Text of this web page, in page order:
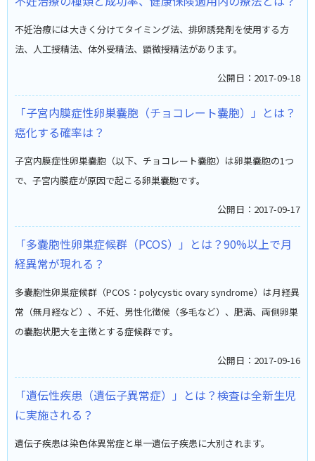
不妊治療には大きく分けてタイミング法、排卵誘発剤を使用する方
法、人工授精法、体外受精法、顕微授精法があります。
公開日：2017-09-18
「子宮内膜症性卵巣嚢胞（チョコレート嚢胞）」とは？
癌化する確率は？
子宮内膜症性卵巣嚢胞（以下、チョコレート嚢胞）は卵巣嚢胞の1つ
で、子宮内膜症が原因で起こる卵巣嚢胞です。
公開日：2017-09-17
「多嚢胞性卵巣症候群（PCOS）」とは？90%以上で月
経異常が現れる？
多嚢胞性卵巣症候群（PCOS：polycystic ovary syndrome）は月経異
常（無月経など）、不妊、男性化徴候（多毛など）、肥満、両側卵巣
の嚢胞状肥大を主徴とする症候群です。
公開日：2017-09-16
「遺伝性疾患（遺伝子異常症）」とは？検査は全新生児
に実施される？
遺伝子疾患は染色体異常症と単一遺伝子疾患に大別されます。